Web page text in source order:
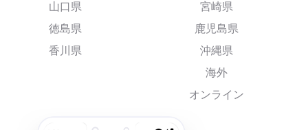
山口県
徳島県
香川県
宮崎県
鹿児島県
沖縄県
海外
オンライン